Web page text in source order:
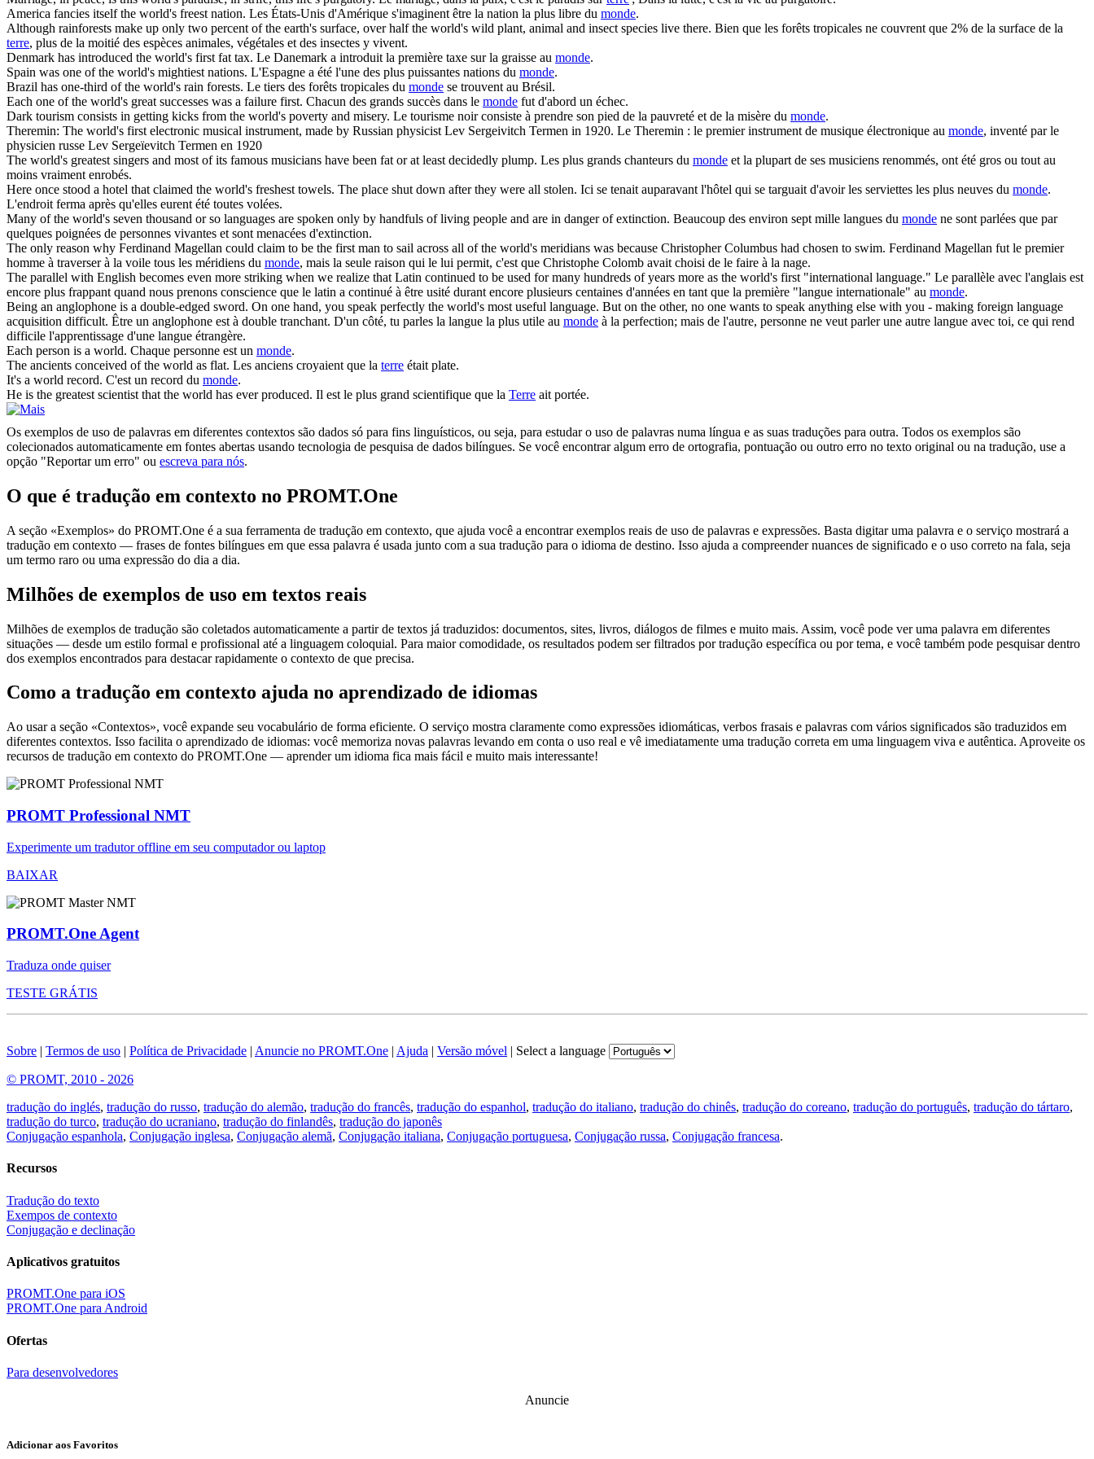
America fancies itself the world's freest nation. Les États-Unis d'Amérique s'imaginent être la nation la plus libre du monde.
Although rainforests make up only two percent of the earth's surface, over half the world's wild plant, animal and insect species live there. Bien que les forêts tropicales ne couvrent que 2% de la surface de la
terre, plus de la moitié des espèces animales, végétales et des insectes y vivent.
Denmark has introduced the world's first fat tax. Le Danemark a introduit la première taxe sur la graisse au monde.
Spain was one of the world's mightiest nations. L'Espagne a été l'une des plus puissantes nations du monde.
Brazil has one-third of the world's rain forests. Le tiers des forêts tropicales du monde se trouvent au Brésil.
Each one of the world's great successes was a failure first. Chacun des grands succès dans le monde fut d'abord un échec.
Dark tourism consists in getting kicks from the world's poverty and misery. Le tourisme noir consiste à prendre son pied de la pauvreté et de la misère du monde.
Theremin: The world's first electronic musical instrument, made by Russian physicist Lev Sergeivitch Termen in 1920. Le Theremin : le premier instrument de musique électronique au monde, inventé par le
physicien russe Lev Sergeïevitch Termen en 1920
The world's greatest singers and most of its famous musicians have been fat or at least decidedly plump. Les plus grands chanteurs du monde et la plupart de ses musiciens renommés, ont été gros ou tout au
moins vraiment enrobés.
Here once stood a hotel that claimed the world's freshest towels. The place shut down after they were all stolen. Ici se tenait auparavant l'hôtel qui se targuait d'avoir les serviettes les plus neuves du monde.
L'endroit ferma après qu'elles eurent été toutes volées.
Many of the world's seven thousand or so languages are spoken only by handfuls of living people and are in danger of extinction. Beaucoup des environ sept mille langues du monde ne sont parlées que par
quelques poignées de personnes vivantes et sont menacées d'extinction.
The only reason why Ferdinand Magellan could claim to be the first man to sail across all of the world's meridians was because Christopher Columbus had chosen to swim. Ferdinand Magellan fut le premier
homme à traverser à la voile tous les méridiens du monde, mais la seule raison qui le lui permit, c'est que Christophe Colomb avait choisi de le faire à la nage.
The parallel with English becomes even more striking when we realize that Latin continued to be used for many hundreds of years more as the world's first "international language." Le parallèle avec l'anglais est
encore plus frappant quand nous prenons conscience que le latin a continué à être usité durant encore plusieurs centaines d'années en tant que la première "langue internationale" au monde.
Being an anglophone is a double-edged sword. On one hand, you speak perfectly the world's most useful language. But on the other, no one wants to speak anything else with you - making foreign language
acquisition difficult. Être un anglophone est à double tranchant. D'un côté, tu parles la langue la plus utile au monde à la perfection; mais de l'autre, personne ne veut parler une autre langue avec toi, ce qui rend
difficile l'apprentissage d'une langue étrangère.
Each person is a world. Chaque personne est un monde.
The ancients conceived of the world as flat. Les anciens croyaient que la terre était plate.
It's a world record. C'est un record du monde.
He is the greatest scientist that the world has ever produced. Il est le plus grand scientifique que la Terre ait portée.
Os exemplos de uso de palavras em diferentes contextos são dados só para fins linguísticos, ou seja, para estudar o uso de palavras numa língua e as suas traduções para outra. Todos os exemplos são
colecionados automaticamente em fontes abertas usando tecnologia de pesquisa de dados bilíngues. Se você encontrar algum erro de ortografia, pontuação ou outro erro no texto original ou na tradução, use a
opção "Reportar um erro" ou escreva para nós.
O que é tradução em contexto no PROMT.One
A seção «Exemplos» do PROMT.One é a sua ferramenta de tradução em contexto, que ajuda você a encontrar exemplos reais de uso de palavras e expressões. Basta digitar uma palavra e o serviço mostrará a
tradução em contexto — frases de fontes bilíngues em que essa palavra é usada junto com a sua tradução para o idioma de destino. Isso ajuda a compreender nuances de significado e o uso correto na fala, seja
um termo raro ou uma expressão do dia a dia.
Milhões de exemplos de uso em textos reais
Milhões de exemplos de tradução são coletados automaticamente a partir de textos já traduzidos: documentos, sites, livros, diálogos de filmes e muito mais. Assim, você pode ver uma palavra em diferentes
situações — desde um estilo formal e profissional até a linguagem coloquial. Para maior comodidade, os resultados podem ser filtrados por tradução específica ou por tema, e você também pode pesquisar dentro
dos exemplos encontrados para destacar rapidamente o contexto de que precisa.
Como a tradução em contexto ajuda no aprendizado de idiomas
Ao usar a seção «Contextos», você expande seu vocabulário de forma eficiente. O serviço mostra claramente como expressões idiomáticas, verbos frasais e palavras com vários significados são traduzidos em
diferentes contextos. Isso facilita o aprendizado de idiomas: você memoriza novas palavras levando em conta o uso real e vê imediatamente uma tradução correta em uma linguagem viva e autêntica. Aproveite os
recursos de tradução em contexto do PROMT.One — aprender um idioma fica mais fácil e muito mais interessante!
PROMT Professional NMT
Experimente um tradutor offline em seu computador ou laptop
BAIXAR
PROMT.One Agent
Traduza onde quiser
TESTE GRÁTIS
Sobre | Termos de uso | Política de Privacidade | Anuncie no PROMT.One | Ajuda | Versão móvel | Select a language
© PROMT, 2010 - 2026
tradução do inglés, tradução do russo, tradução do alemão, tradução do francês, tradução do espanhol, tradução do italiano, tradução do chinês, tradução do coreano, tradução do português, tradução do tártaro,
tradução do turco, tradução do ucraniano, tradução do finlandês, tradução do japonês
Conjugação espanhola, Conjugação inglesa, Conjugação alemã, Conjugação italiana, Conjugação portuguesa, Conjugação russa, Conjugação francesa.
Recursos
Tradução do texto
Exempos de contexto
Conjugação e declinação
Aplicativos gratuitos
PROMT.One para iOS
PROMT.One para Android
Ofertas
Para desenvolvedores
Anuncie
Adicionar aos Favoritos